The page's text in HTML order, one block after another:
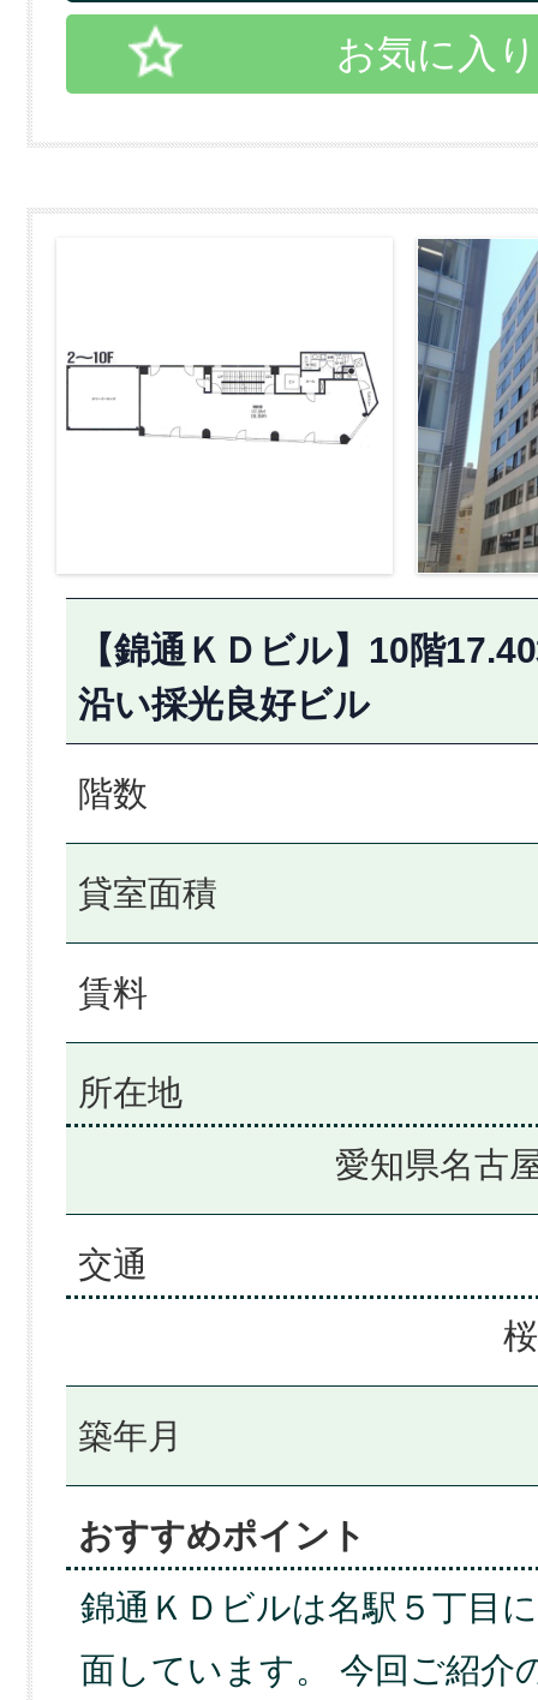
お気に入
【錦通ＫＤビル】10階
沿い採光良好ビル
階数
貸室面積
賃料
所在地
愛知県名古
交通
築年月
おすすめポイント
錦通ＫＤビルは名駅５丁目
面しています。 今回ご紹介